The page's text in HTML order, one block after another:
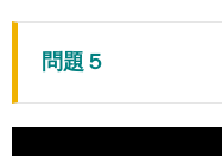
問題５